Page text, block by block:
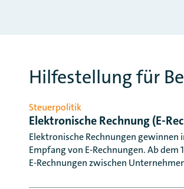
Hilfestellung für
Steuerpolitik
Elektronische Rechnung (E-
Elektronische Rechnungen gewinnen
Empfang von E-Rechnungen. Ab dem
E-Rechnungen zwischen